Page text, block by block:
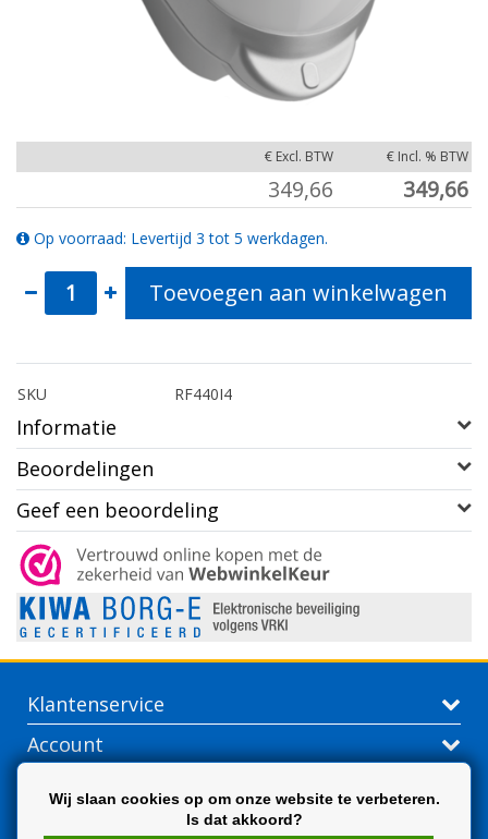
€ Excl. BTW € Incl. % BTW
349,66 349,66
Op voorraad: Levertijd 3 tot 5 werkdagen.
Toevoegen aan winkelwagen
SKU RF440I4
Informatie
Beoordelingen
Geef een beoordeling
Klantenservice
Account
Wij slaan cookies op om onze website te verbeteren.
Is dat akkoord?